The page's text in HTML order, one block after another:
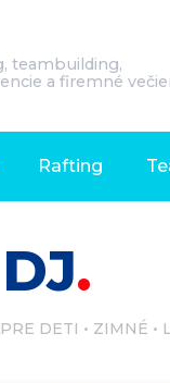
teambuilding,
a firemné
Rafting
PRE DETI ZIMNÉ